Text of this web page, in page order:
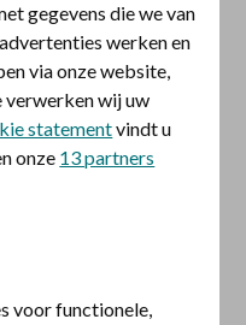
christelijke
vergoeding. Een
wordt aangebracht.
uit de blaas afvoeren.
gegevens die we van
werken en
via onze website,
verwerken wij uw
statementvindt u
onze 13 partners
voor functionele,